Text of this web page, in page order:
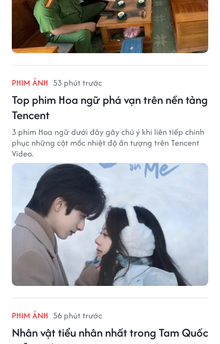
PHIM ẢNH 53 phút trước
Top phim Hoa ngữ phá vạn trên nền tảng
Tencent
3 phim Hoa ngữ dưới đây gây chú ý khi liên tiếp chinh
phục những cột mốc nhiệt độ ấn tượng trên Tencent
Video.
PHIM ẢNH 56 phút trước
Nhân vật tiểu nhân nhất trong Tam Quốc